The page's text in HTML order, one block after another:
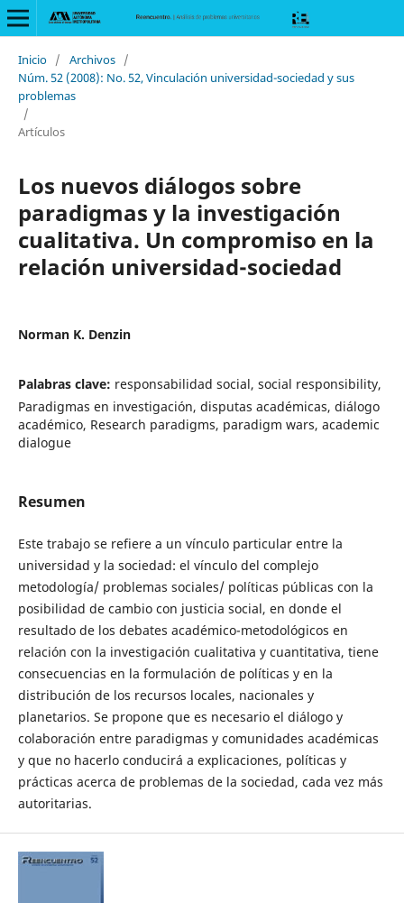
Inicio / Archivos /
Núm. 52 (2008): No. 52, Vinculación universidad-sociedad y sus
problemas
/
Artículos
Los nuevos diálogos sobre
paradigmas y la investigación
cualitativa. Un compromiso en la
relación universidad-sociedad
Norman K. Denzin
Palabras clave: responsabilidad social, social responsibility,
Paradigmas en investigación, disputas académicas, diálogo
académico, Research paradigms, paradigm wars, academic
dialogue
Resumen
Este trabajo se refiere a un vínculo particular entre la
universidad y la sociedad: el vínculo del complejo
metodología/ problemas sociales/ políticas públicas con la
posibilidad de cambio con justicia social, en donde el
resultado de los debates académico-metodológicos en
relación con la investigación cualitativa y cuantitativa, tiene
consecuencias en la formulación de políticas y en la
distribución de los recursos locales, nacionales y
planetarios. Se propone que es necesario el diálogo y
colaboración entre paradigmas y comunidades académicas
y que no hacerlo conducirá a explicaciones, políticas y
prácticas acerca de problemas de la sociedad, cada vez más
autoritarias.